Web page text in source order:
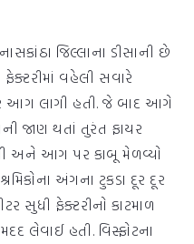
જિલ્લાના ડીસાની છે
વહેલી સવારે
આગ લાગી હતી. જે બાદ આગે
જાણ થતાં તુરંત ફાયર
અને આગ પર કાબૂ મેળવ્યો
અંગના ટુકડા દૂર દૂર
સુધી ફેક્ટરીનો કાટમાળ
લેવાઈ હતી. વિસ્ફોટના